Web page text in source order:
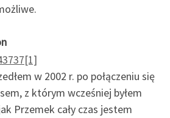
w 2002 r. po połączeniu się
z którym wcześniej byłem
Przemek cały czas jestem